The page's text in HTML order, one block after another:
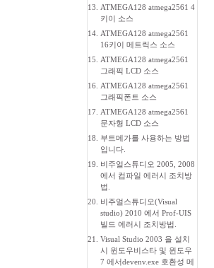
13. ATMEGA128 atmega2561 4
키이 소스
14. ATMEGA128 atmega2561
16키이 메트릭스 소스
15. ATMEGA128 atmega2561
그래픽 LCD 소스
16. ATMEGA128 atmega2561
그래픽폰트 소스
17. ATMEGA128 atmega2561
문자형 LCD 소스
18. 부트메가를 사용하는 방법
입니다.
19. 비주얼스튜디오 2005, 2008
에서 컴파일 에러시 조치방
법.
20. 비주얼스튜디오(Visual
studio) 2010 에서 Prof-UIS
빌드 에러시 조치방법.
21. Visual Studio 2003 을 설치
시 윈도우비스타 및 윈도우
7 에서devenv.exe 호환성 메